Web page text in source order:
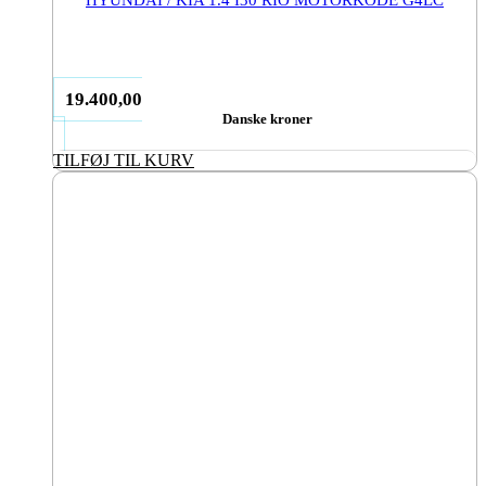
19.400,00
Danske kroner
TILFØJ TIL KURV